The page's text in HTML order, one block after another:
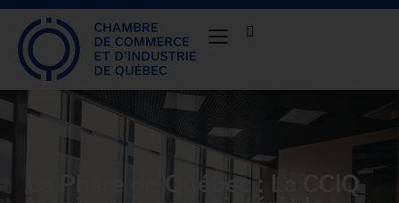
Le Phare de Québec : La CCIQ